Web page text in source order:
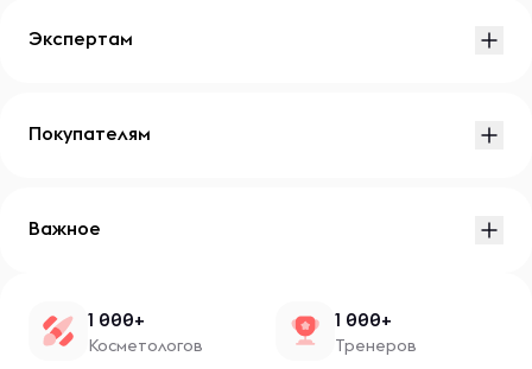
Экспертам
Покупателям
Важное
1 000+
Косметологов
1 000+
Тренеров